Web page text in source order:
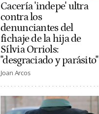
Cacería 'indepe' ultra
contra los
denunciantes del
fichaje de la hija de
Sílvia Orriols:
"desgraciado y parásito"
Joan Arcos